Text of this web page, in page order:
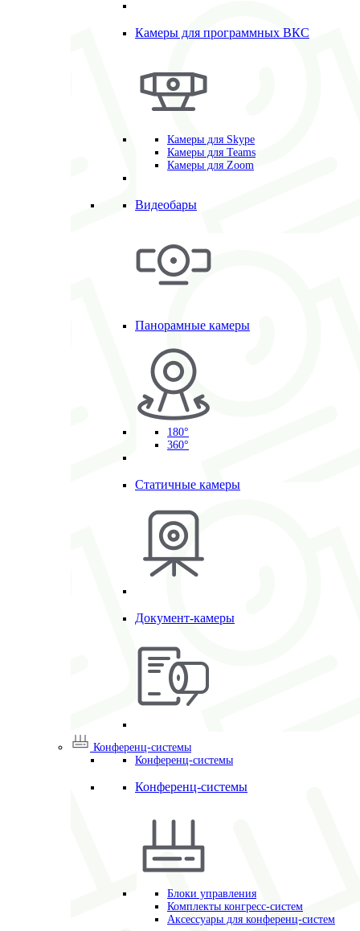
Камеры для программных ВКС
Камеры для Skype
Камеры для Teams
Камеры для Zoom
Видеобары
Панорамные камеры
180°
360°
Статичные камеры
Документ-камеры
Конференц-системы
Конференц-системы
Конференц-системы
Блоки управления
Комплекты конгресс-систем
Аксессуары для конференц-систем